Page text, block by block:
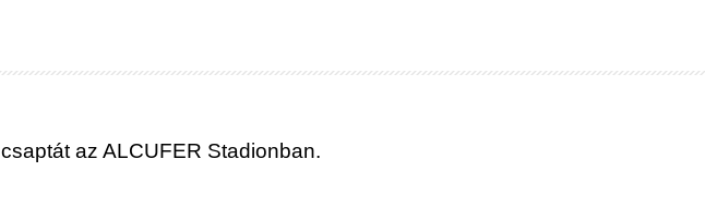
csaptát az ALCUFER Stadionban.